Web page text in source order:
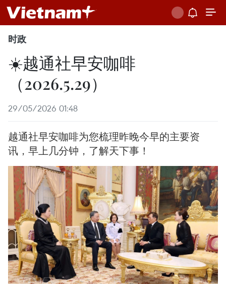
时政
☀️越通社早安咖啡
（2026.5.29）
29/05/2026 01:48
越通社早安咖啡为您梳理昨晚今早的主要资
讯，早上几分钟，了解天下事！